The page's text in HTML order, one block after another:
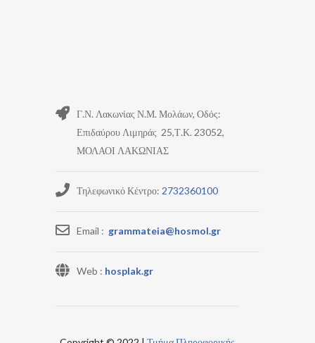
Γ.Ν. Λακωνίας Ν.Μ. Μολάων, Οδός:
Επιδαύρου Λιμηράς 25,Τ.Κ. 23052,
ΜΟΛΑΟΙ ΛΑΚΩΝΙΑΣ
Τηλεφωνικό Κέντρο: 2732360100
Email : grammateia@hosmol.gr
Web : hosplak.gr